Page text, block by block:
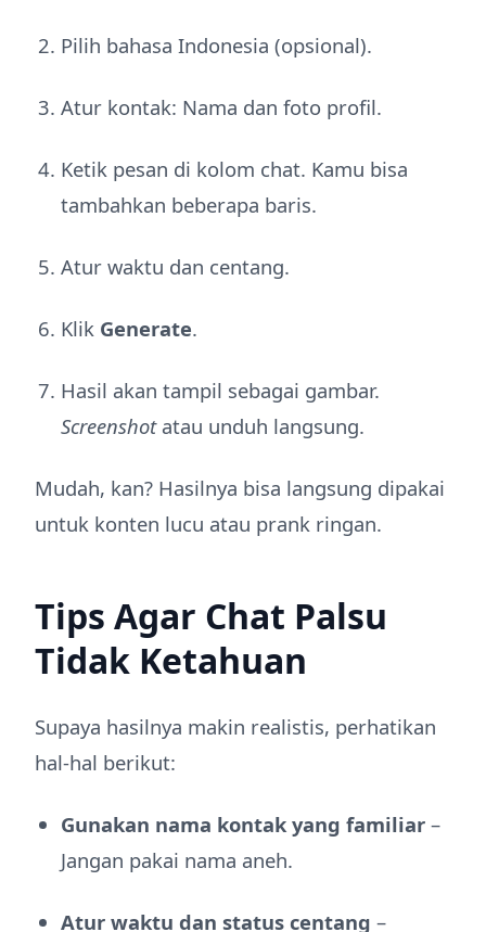
Pilih bahasa Indonesia (opsional).
Atur kontak: Nama dan foto profil.
Ketik pesan di kolom chat. Kamu bisa
tambahkan beberapa baris.
Atur waktu dan centang.
Klik Generate.
Hasil akan tampil sebagai gambar.
Screenshotatau unduh langsung.
Mudah, kan? Hasilnya bisa langsung dipakai
untuk konten lucu atau prank ringan.
Tips Agar Chat Palsu
Tidak Ketahuan
Supaya hasilnya makin realistis, perhatikan
hal-hal berikut:
Gunakan nama kontak yang familiar –
Jangan pakai nama aneh.
Atur waktu dan status centang –